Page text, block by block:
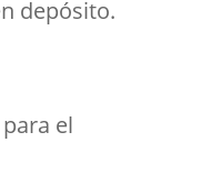
depósito.
el